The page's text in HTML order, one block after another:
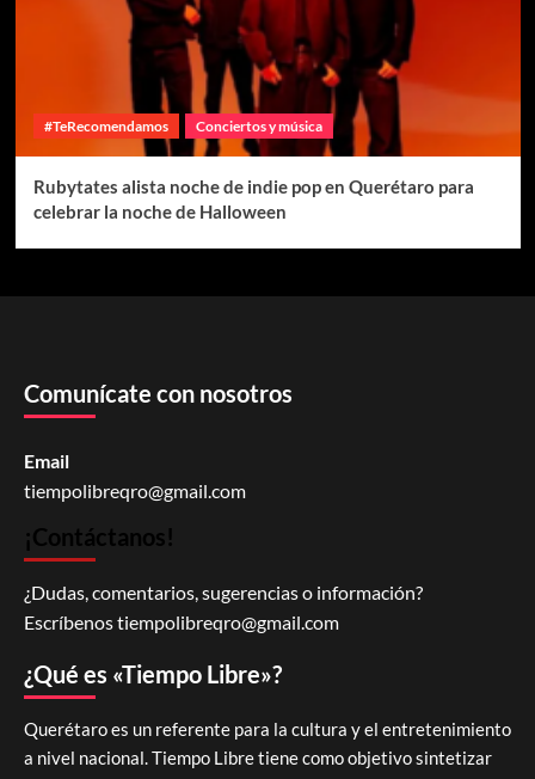
#TeRecomendamos Conciertos y música
Rubytates alista noche de indie pop en Querétaro para
celebrar la noche de Halloween
Comunícate con nosotros
Email
tiempolibreqro@gmail.com
¡Contáctanos!
¿Dudas, comentarios, sugerencias o información?
Escríbenostiempolibreqro@gmail.com
¿Qué es «Tiempo Libre»?
Querétaro es un referente para la cultura y el entretenimiento
a nivel nacional. Tiempo Libre tiene como objetivo sintetizar